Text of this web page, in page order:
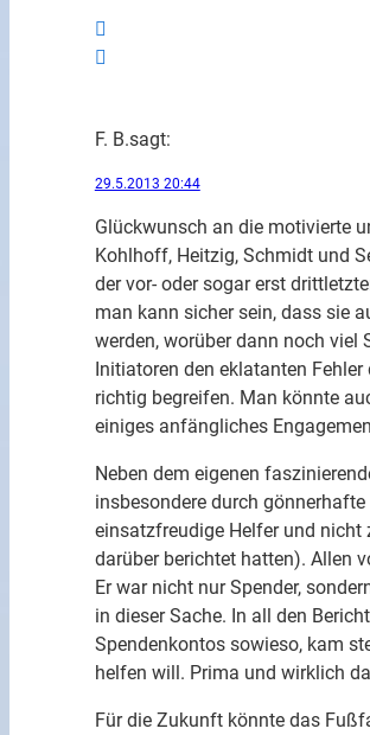
F. B.sagt:
29.5.2013 20:44
Glückwunsch an die motivierte
Kohlhoff, Heitzig, Schmidt und
der vor- oder sogar erst
man kann sicher sein, dass sie
werden, worüber dann noch viel
Initiatoren den eklatanten
richtig begreifen. Man könnte
einiges anfängliches
Neben dem eigenen
insbesondere durch
einsatzfreudige Helfer und nicht
darüber berichtet hatten). Allen
Er war nicht nur Spender,
in dieser Sache. In all den
Spendenkontos sowieso, kam
helfen will. Prima und wirklich
Für die Zukunft könnte das